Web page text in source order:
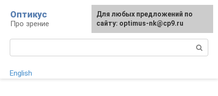
контенту
Оптикус
Про зрение
English
Для любых предложений по
сайту: optimus-nk@cp9.ru